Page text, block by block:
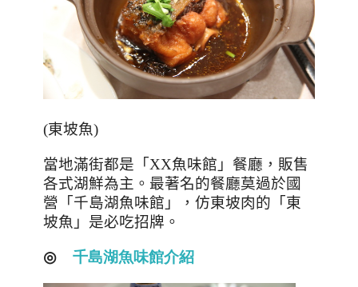
(東坡魚)
當地滿街都是「 XX魚味館」餐廳，販售
各式湖鮮為主。最著名的餐廳莫過於國
營「千島湖魚味館」，仿東坡肉的「東
坡魚」是必吃招牌。
◎ 千島湖魚味館介紹